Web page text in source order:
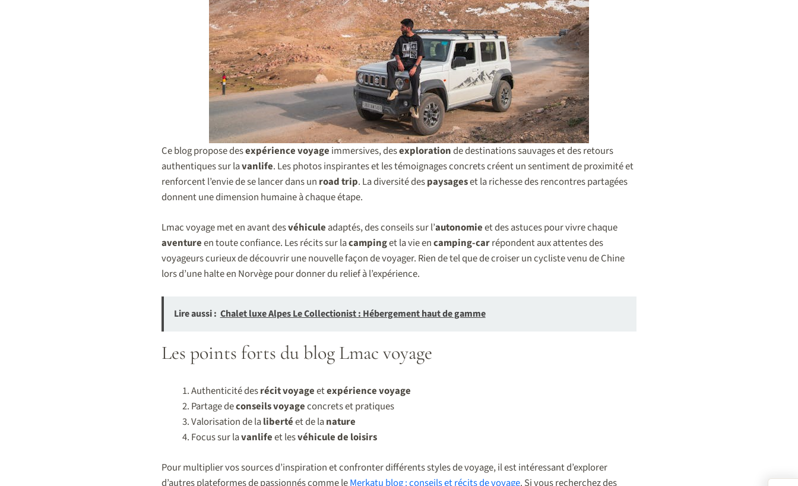
Ce blog propose desexpérience voyage immersives, desexplorationde destinations sauvages et des retours
authentiques sur lavanlife. Les photos inspirantes et les témoignages concrets créent un sentiment de proximité et
renforcent l’envie de se lancer dans un road trip. La diversité despaysageset la richesse des rencontres partagées
donnent une dimension humaine à chaque étape.
Lmac voyage met en avant desvéhicule adaptés, des conseils sur l’autonomieet des astuces pour vivre chaque
aventureen toute confiance. Les récits sur lacampinget la vie encamping-carrépondent aux attentes des
voyageurs curieux de découvrir une nouvelle façon de voyager. Rien de tel que de croiser un cycliste venu de Chine
lors d’une halte en Norvège pour donner du relief à l’expérience.
Lire aussi : Chalet luxe Alpes Le Collectionist : Hébergement haut de gamme
Les points forts du blog Lmac voyage
Authenticité desrécit voyageetexpérience voyage
Partage deconseils voyageconcrets et pratiques
Valorisation de lalibertéet de lanature
Focus sur lavanlifeet lesvéhicule de loisirs
Pour multiplier vos sources d’inspiration et confronter différents styles de voyage, il est intéressant d’explorer
d’autres plateformes de passionnés comme leMerkatu blog : conseils et récits de voyage. Si vous recherchez des